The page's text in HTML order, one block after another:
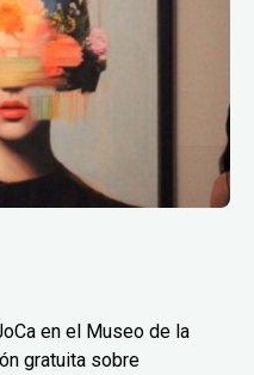
en el Museo de la
gratuita sobre